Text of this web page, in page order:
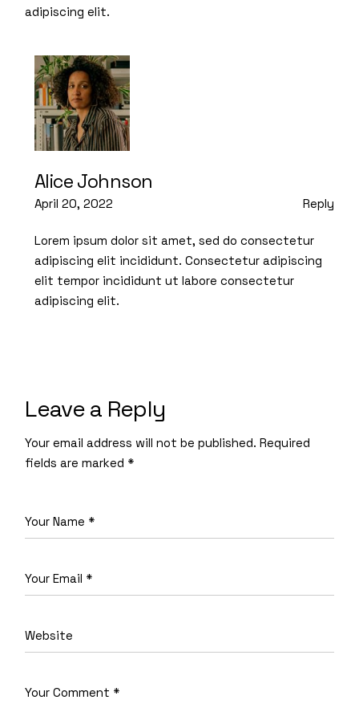
adipiscing elit.
Alice Johnson
April 20, 2022 Reply
Lorem ipsum dolor sit amet, sed do consectetur
adipiscing elit incididunt. Consectetur adipiscing
elit tempor incididunt ut labore consectetur
adipiscing elit.
Leave a Reply
Your email address will not be published. Required
fields are marked *